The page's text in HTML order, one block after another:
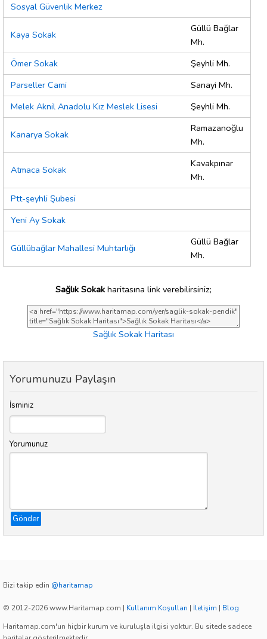
Sosyal Güvenlik Merkez
Kaya Sokak
Güllü Bağlar
Mh.
Ömer Sokak
Şeyhli Mh.
Parseller Cami
Sanayi Mh.
Melek Aknil Anadolu Kız Meslek Lisesi
Şeyhli Mh.
Kanarya Sokak
Ramazanoğlu
Mh.
Atmaca Sokak
Kavakpınar
Mh.
Ptt-şeyhli Şubesi
Yeni Ay Sokak
Güllübağlar Mahallesi Muhtarlığı
Güllü Bağlar
Mh.
Sağlık Sokak haritasına link verebilirsiniz;
Sağlık Sokak Haritası
Yorumunuzu Paylaşın
İsminiz
Yorumunuz
Gönder
Bizi takip edin @haritamap
© 2012-2026 www.Haritamap.com | Kullanım Koşulları | İletişim | Blog
Haritamap.com'un hiçbir kurum ve kuruluşla ilgisi yoktur. Bu sitede sadece